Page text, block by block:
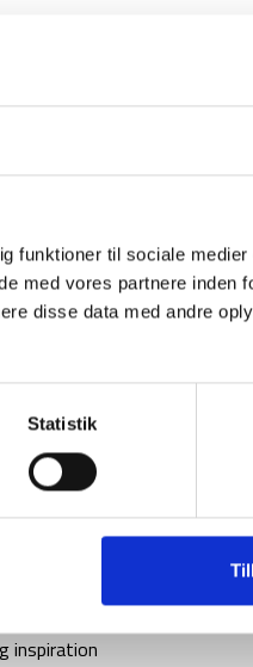
funktioner til sociale
med vores partnere inden
disse data med andre
Statistik
10% rabatkode til din
Tilmeld
varer
links
inspiration